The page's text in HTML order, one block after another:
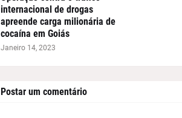
internacional de drogas
apreende carga milionária de
cocaína em Goiás
Janeiro 14, 2023
Postar um comentário